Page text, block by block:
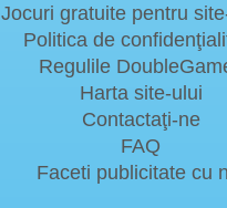
Jocuri gratuite pentru
Politica de
Regulile
Harta site-ului
Contactaţi-ne
FAQ
Faceti publicitate cu